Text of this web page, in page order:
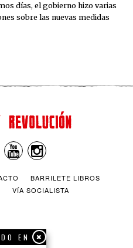
días, el gobierno hizo varias
sobre las nuevas medidas
BARRILETE LIBROS
VÍA SOCIALISTA
EN